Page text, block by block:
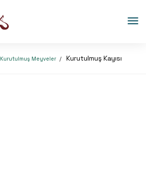
Kurutulmuş Meyveler Kurutulmuş Kayısı